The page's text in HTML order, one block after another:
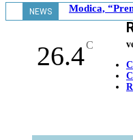
NEWS Modica,
26.4C